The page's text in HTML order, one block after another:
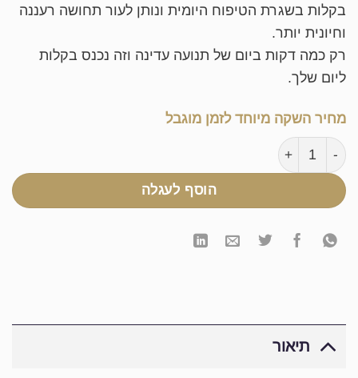
בקלות בשגרת הטיפוח היומית ונותן לעור תחושה רעננה
וחיונית יותר.
רק כמה דקות ביום של תנועה עדינה וזה נכנס בקלות
ליום שלך.
מחיר השקה מיוחד לזמן מוגבל
כמות של כוסות רוח לפנים
הוסף לעגלה
תיאור